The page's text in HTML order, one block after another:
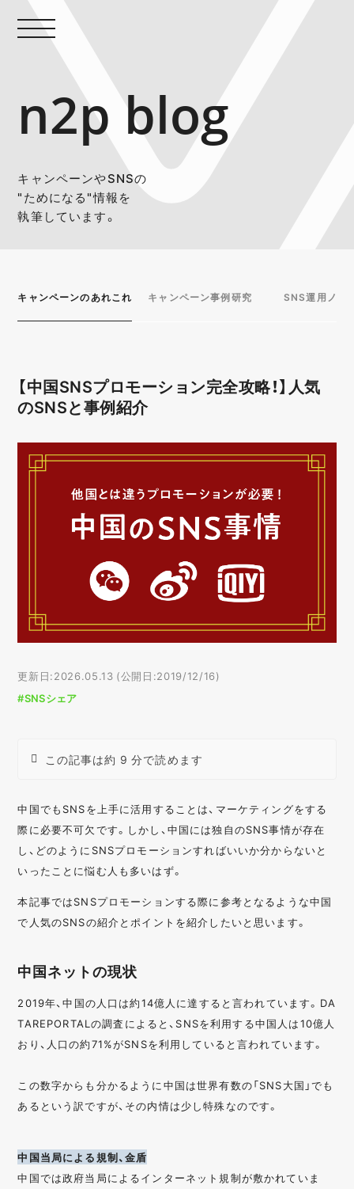
n2p blog
キャンペーンやSNSの
"ためになる"情報を
執筆しています。
キャンペーンのあれこれ キャンペーン事例研究 SNS運用ノウ
【中国SNSプロモーション完全攻略！】人気
のSNSと事例紹介
更新日:2026.05.13 (公開日:2019/12/16)
#SNSシェア
この記事は約 9 分で読めます
中国でもSNSを上手に活用することは、マーケティングをする
際に必要不可欠です。しかし、中国には独自のSNS事情が存在
し、どのようにSNSプロモーションすればいいか分からないと
いったことに悩む人も多いはず。
本記事ではSNSプロモーションする際に参考となるような中国
で人気のSNSの紹介とポイントを紹介したいと思います。
中国ネットの現状
2019年、中国の人口は約14億人に達すると言われています。DA
TAREPORTALの調査によると、SNSを利用する中国人は10億人
おり、人口の約71%がSNSを利用していると言われています。
この数字からも分かるように中国は世界有数の「SNS大国」でも
あるという訳ですが、その内情は少し特殊なのです。
中国当局による規制、金盾
中国では政府当局によるインターネット規制が敷かれていま